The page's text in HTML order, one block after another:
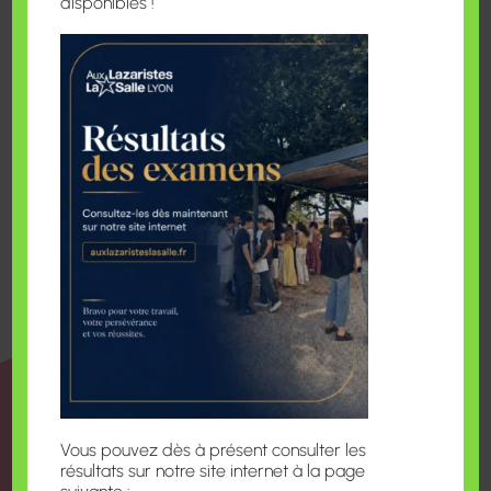
dédiée principalement aux jeunes de 18 à 30 ans
en alternance dans une entreprise qui applique la
Convention Collective des Industries Chimiques.
Ainsi, vous profitez d’un emplacement idéal, d’un
logement « clés en main », de services de qualité
à un prix maîtrisé (possibilité d’APL et des aides
Action Logement).
Infos et réservation sur
www.alliadehabitat.com/yves-chauvin
Plus d’informations sur les aides Action Logement
Se rendre sur le Campus
Lyon1
Vous pouvez dès à présent consulter les
résultats sur notre site internet à la page